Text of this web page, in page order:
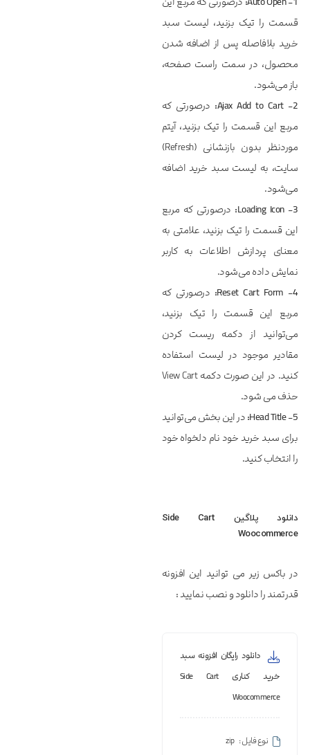
قسمت را تیک بزنید، لیست سبد
خرید بلافاصله پس از اضافه شدن
محصول، در سمت راست صفحه،
باز می‌شود.
2- Ajax Add to Cart:
درصورتی که
مربع این قسمت را تیک بزنید، آیتم
موردنظر بدون بازنشانی (Refresh)
سایت، به لیست سبد خرید اضافه
می‌شود.
3- Loading Icon
: درصورتی که مربع
این قسمت را تیک بزنید، علامتی به
معنای پردازش اطلاعات به کاربر
نمایش داده می‌شود.
4- Reset Cart Form
: درصورتی که
مربع این قسمت را تیک بزنید،
می‌توانید از دکمه ریست کردن
مقادیر موجود در لیست استفاده
کنید. در این صورت دکمه View Cart
حذف می شود.
5- Head Title:
در این بخش می‌توانید
برای سبد خرید خود نام دلخواه خود
را انتخاب کنید.
دانلود پلاگین Side Cart
Woocommerce
در باکس زیر می توانید این افزونه
قدرتمند را دانلود و نصب نمایید :
دانلود رایگان افزونه سبد
خرید کناری Side Cart
Woocommerce
نوع فایل : zip